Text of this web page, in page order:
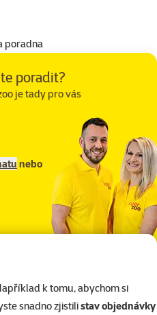
k tomu, abychom si
snadno zjistilistav objednávky
poradna
poradit?
je tady pro vás
nebo